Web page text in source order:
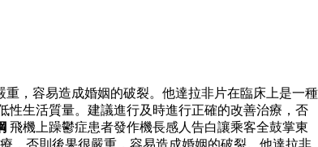
，容易造成婚姻的破裂。他達拉非片在臨床上是一種
性生活質量。建議進行及時進行正確的改善治療，否
飛機上躁鬱症患者發作機長感人告白讓乘客全鼓掌東
，否則後果很嚴重，容易造成婚姻的破裂。他達拉非